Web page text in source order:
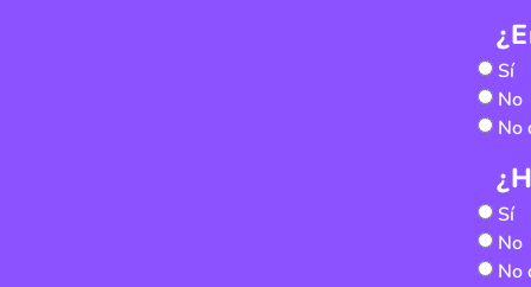
Sí
No
No
Sí
No
No